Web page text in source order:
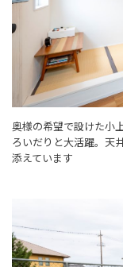
奥様の希望で設けた小
ろいだりと大活躍。天
添えています